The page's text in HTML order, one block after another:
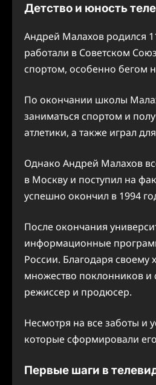
Детство и юность
Андрей Малахов родился
работали в Советском
спортом, особенно бегом
По окончании школы
заниматься спортом и
атлетики, а также играл
Однако Андрей Малахов
в Москву и поступил на
успешно окончил в 1994
После окончания
информационные
России. Благодаря
множество поклонников и
режиссер и продюсер.
Несмотря на все заботы и
которые сформировали
Первые шаги в